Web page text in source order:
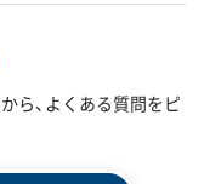
ら、よくある質問をピ